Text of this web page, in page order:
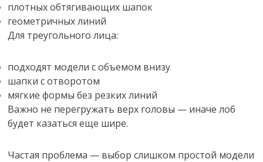
плотных обтягивающих шапок
геометричных линий
Для треугольного лица:
подходят модели с объемом внизу
шапки с отворотом
мягкие формы без резких линий
Важно не перегружать верх головы — иначе лоб
будет казаться еще шире.
Частая проблема — выбор слишком простой модели